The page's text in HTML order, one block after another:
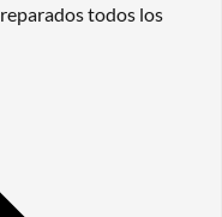
todos los